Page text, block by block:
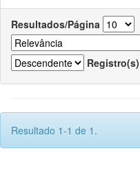
Resultados/Página
Registro(s)
Resultado 1-1 de 1.